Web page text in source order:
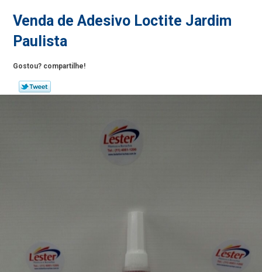
Venda de Adesivo Loctite Jardim
Paulista
Gostou? compartilhe!